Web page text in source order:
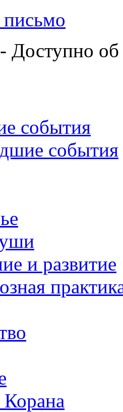
письмо
Доступно об
события
события
и развитие